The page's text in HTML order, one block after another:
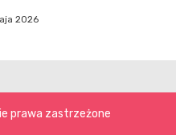
2026
prawa zastrzeżone